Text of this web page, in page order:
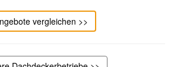
vergleichen >>